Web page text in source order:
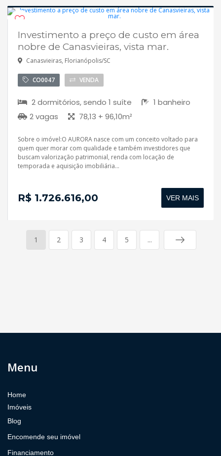
Investimento a preço de custo em área
nobre de Canasvieiras, vista mar.
Canasvieiras, Florianópolis/SC
CO0047 VENDA
2 dormitórios, sendo 1 suíte
1 banheiro
2 vagas
78,13 + 96,10m²
Sobre o imóvel:O AURORA nasce com um conceito voltado para
quem quer morar com qualidade e também investidores que
buscam valorização patrimonial, renda com locação de
temporada e aquisição imobiliária...
R$ 1.726.616,00 VER MAIS
1 2 3 4 5 ...
Menu
Home
Imóveis
Blog
Encomende seu imóvel
Financiamento